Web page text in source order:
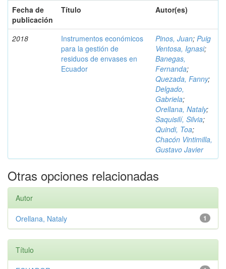
Fecha de
publicación
Título Autor(es)
2018
Instrumentos económicos
para la gestión de
residuos de envases en
Ecuador
Pinos, Juan; Puig
Ventosa, Ignasi;
Banegas,
Fernanda;
Quezada, Fanny;
Delgado,
Gabriela;
Orellana, Nataly;
Saquisilí, Silvia;
Quindi, Toa;
Chacón Vintimilla,
Gustavo Javier
Otras opciones relacionadas
Autor
1
Orellana, Nataly
Título